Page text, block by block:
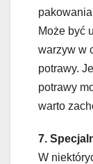
Może być
warzyw w
potrawy.
potrawy
warto
7.
W